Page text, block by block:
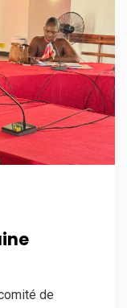
de